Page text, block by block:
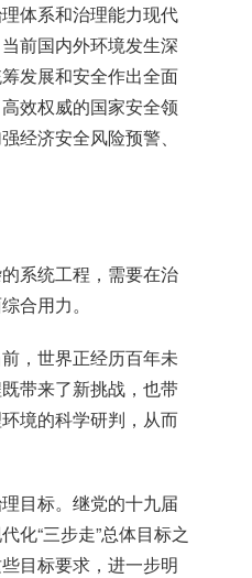
体系和治理能力现代
前国内外环境发生深
发展和安全作出全面
效权威的国家安全领
经济安全风险预警、
系统工程，需要在治
合用力。
，世界正经历百年未
带来了新挑战，也带
境的科学研判，从而
目标。继党的十九届
化“三步走”总体目标之
目标要求，进一步明